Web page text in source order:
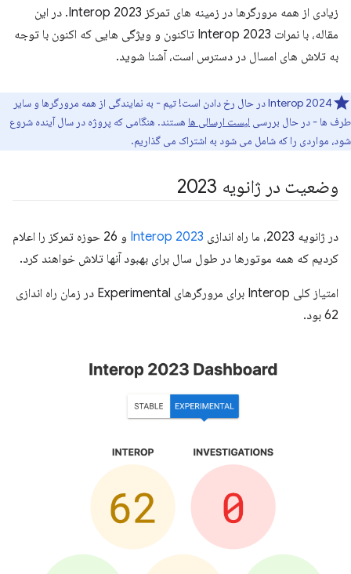
زیادی از همه مرورگرها در زمینه های تمرکز Interop 2023. در این
مقاله، با نمرات Interop 2023 تاکنون و ویژگی هایی که اکنون با توجه
به تلاش های امسال در دسترس است، آشنا شوید.
Interop 2024 در حال رخ دادن است! تیم - به نمایندگی از همه مرورگرها و سایر
طرف ها - در حال بررسی لیست ارسالی ها هستند. هنگامی که پروژه در سال آینده شروع
شود، مواردی را که شامل می شود به اشتراک می گذاریم.
وضعیت در ژانویه 2023
در ژانویه 2023، ما راه اندازی Interop 2023
و 26 حوزه تمرکز را اعلام
کردیم که همه موتورها در طول سال برای بهبود آنها تلاش خواهند کرد.
امتیاز کلی Interop برای مرورگرهای Experimental در زمان راه اندازی
62 بود.